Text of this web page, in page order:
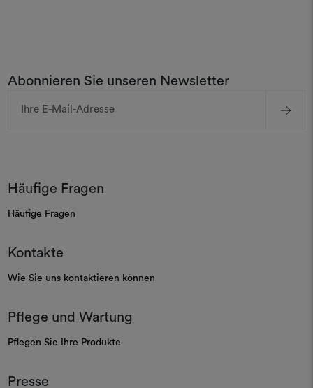
Abonnieren Sie unseren Newsletter
Mail-
Häufige Fragen
Häufige Fragen
Kontakte
Wie Sie uns kontaktieren können
Pflege und Wartung
Pflegen Sie Ihre Produkte
Presse